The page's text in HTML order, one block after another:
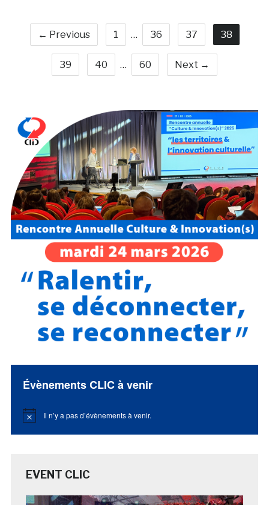
← Previous 1 … 36 37 38
39 40 … 60 Next →
Évènements CLIC à venir
Notice Il n’y a pas d’évènements à venir.
EVENT CLIC